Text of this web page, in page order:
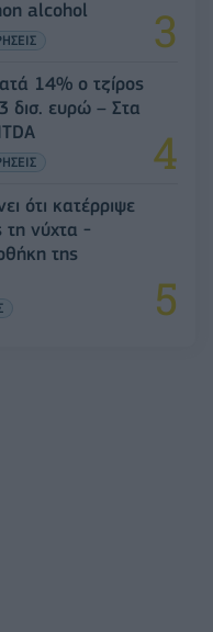
alcohol
14% ο τζίρος
δισ. ευρώ – Στα
ότι κατέρριψε
τη νύχτα -
της